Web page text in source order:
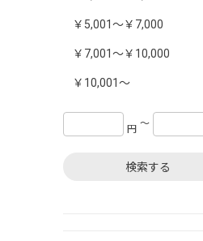
￥5,001～￥7,000
￥7,001～￥10,000
￥10,001～
円 〜
検索する